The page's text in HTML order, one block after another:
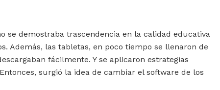
se demostraba trascendencia en la calidad educativa
Además, las tabletas, en poco tiempo se llenaron de
fácilmente. Y se aplicaron estrategias
surgió la idea de cambiar el software de los